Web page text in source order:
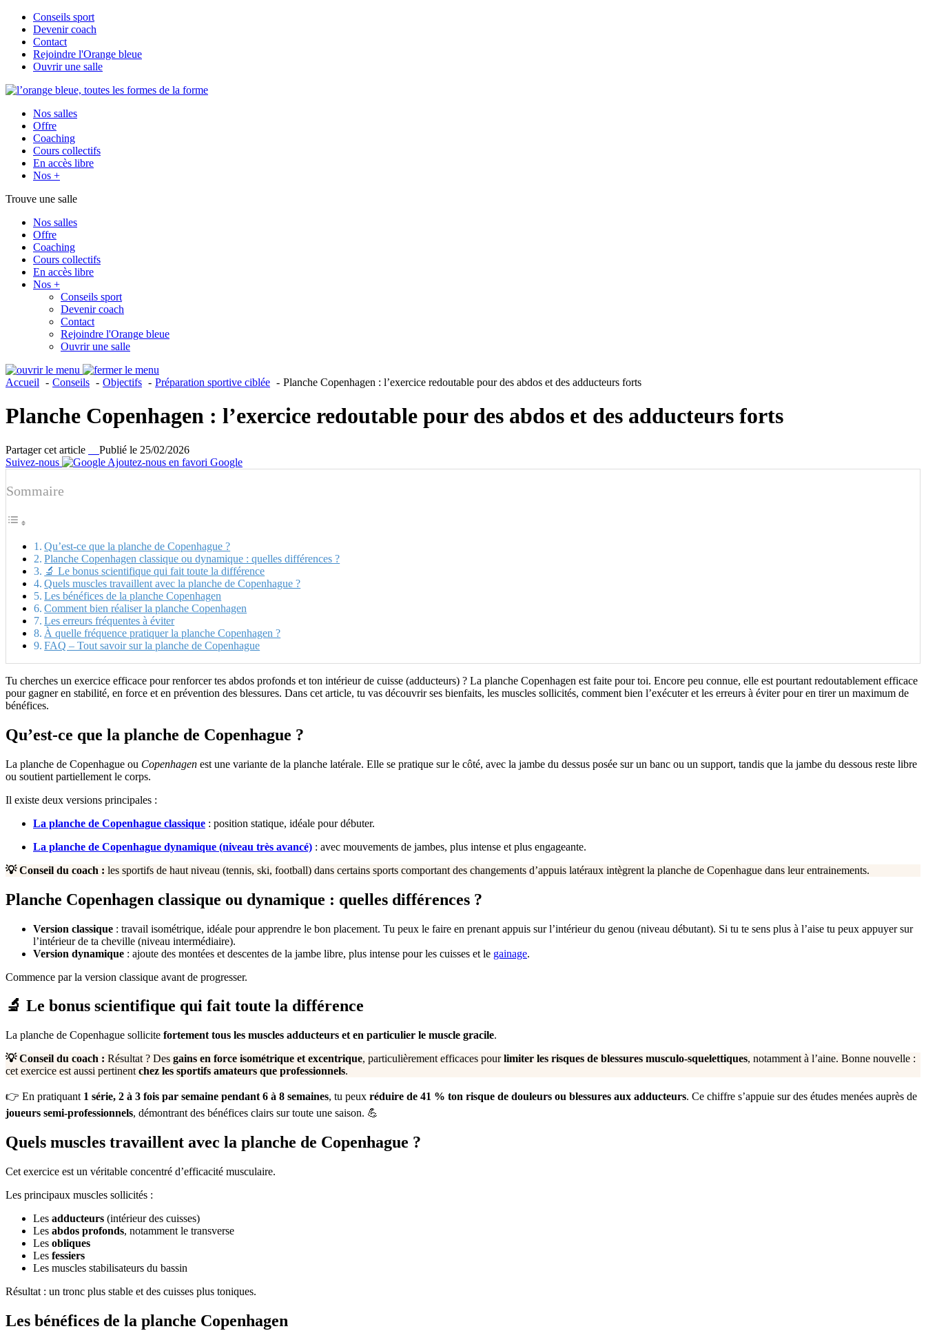
Conseils sport
Devenir coach
Contact
Rejoindre l'Orange bleue
Ouvrir une salle
Nos salles
Offre
Coaching
Cours collectifs
En accès libre
Nos +
Trouve une salle
Nos salles
Offre
Coaching
Cours collectifs
En accès libre
Nos +
Conseils sport
Devenir coach
Contact
Rejoindre l'Orange bleue
Ouvrir une salle
Accueil Conseils Objectifs Préparation sportive ciblée Planche Copenhagen : l’exercice redoutable pour des abdos et des adducteurs forts
Planche Copenhagen : l’exercice redoutable pour des abdos et des adducteurs forts
Partager cet article
Publié le 25/02/2026
Suivez-nous
Ajoutez-nous en favori Google
Sommaire
Qu’est-ce que la planche de Copenhague ?
Planche Copenhagen classique ou dynamique : quelles différences ?
🔬 Le bonus scientifique qui fait toute la différence
Quels muscles travaillent avec la planche de Copenhague ?
Les bénéfices de la planche Copenhagen
Comment bien réaliser la planche Copenhagen
Les erreurs fréquentes à éviter
À quelle fréquence pratiquer la planche Copenhagen ?
FAQ – Tout savoir sur la planche de Copenhague
Tu cherches un exercice efficace pour renforcer tes abdos profonds et ton intérieur de cuisse (adducteurs) ? La planche Copenhagen est faite pour toi. Encore peu connue, elle est pourtant redoutablement efficace
pour gagner en stabilité, en force et en prévention des blessures. Dans cet article, tu vas découvrir ses bienfaits, les muscles sollicités, comment bien l’exécuter et les erreurs à éviter pour en tirer un maximum de
bénéfices.
Qu’est-ce que la planche de Copenhague ?
La planche de Copenhague ou Copenhagen est une variante de la planche latérale. Elle se pratique sur le côté, avec la jambe du dessus posée sur un banc ou un support, tandis que la jambe du dessous reste libre
ou soutient partiellement le corps.
Il existe deux versions principales :
La planche de Copenhague classique : position statique, idéale pour débuter.
La planche de Copenhague dynamique (niveau très avancé) : avec mouvements de jambes, plus intense et plus engageante.
💡 Conseil du coach : les sportifs de haut niveau (tennis, ski, football) dans certains sports comportant des changements d’appuis latéraux intègrent la planche de Copenhague dans leur entrainements.
Planche Copenhagen classique ou dynamique : quelles différences ?
Version classique : travail isométrique, idéale pour apprendre le bon placement. Tu peux le faire en prenant appuis sur l’intérieur du genou (niveau débutant). Si tu te sens plus à l’aise tu peux appuyer sur
l’intérieur de ta cheville (niveau intermédiaire).
Version dynamique : ajoute des montées et descentes de la jambe libre, plus intense pour les cuisses et le gainage.
Commence par la version classique avant de progresser.
🔬 Le bonus scientifique qui fait toute la différence
La planche de Copenhague sollicite fortement tous les muscles adducteurs et en particulier le muscle gracile.
💡 Conseil du coach : Résultat ? Des gains en force isométrique et excentrique, particulièrement efficaces pourlimiter les risques de blessures musculo-squelettiques, notamment à l’aine. Bonne nouvelle :
cet exercice est aussi pertinent chez les sportifs amateurs que professionnels.
👉 En pratiquant 1 série, 2 à 3 fois par semaine pendant 6 à 8 semaines, tu peux réduire de 41 % ton risque de douleurs ou blessures aux adducteurs. Ce chiffre s’appuie sur des études menées auprès de
joueurs semi-professionnels, démontrant des bénéfices clairs sur toute une saison. 💪
Quels muscles travaillent avec la planche de Copenhague ?
Cet exercice est un véritable concentré d’efficacité musculaire.
Les principaux muscles sollicités :
Les adducteurs (intérieur des cuisses)
Les abdos profonds, notamment le transverse
Les obliques
Les fessiers
Les muscles stabilisateurs du bassin
Résultat : un tronc plus stable et des cuisses plus toniques.
Les bénéfices de la planche Copenhagen